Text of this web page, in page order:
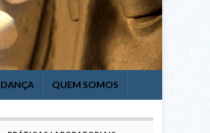
DANÇA QUEM SOMOS